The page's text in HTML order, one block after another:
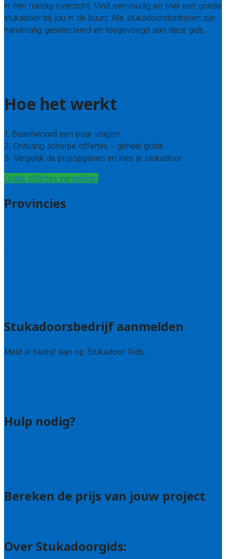
in één handig overzicht. Vind eenvoudig en snel een goede
stukadoor bij jou in de buurt. Alle stukadoorsbedrijven zijn
handmatig geselecteerd en toegevoegd aan deze gids.
Hoe het werkt
1. Beantwoord een paar vragen
2. Ontvang scherpe offertes – geheel gratis
3. Vergelijk de prijsopgaven en kies je stukadoor
Gratis offertes vergelijken
Provincies
Stukadoorsbedrijf aanmelden
Meld je bedrijf aan op Stukadoor Gids.
Hulp nodig?
Bereken de prijs van jouw project
Over Stukadoorgids: